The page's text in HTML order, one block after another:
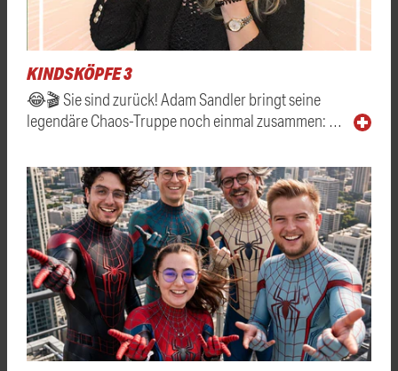
KINDSKÖPFE 3
😂🎬 Sie sind zurück! Adam Sandler bringt seine
legendäre Chaos-Truppe noch einmal zusammen: …